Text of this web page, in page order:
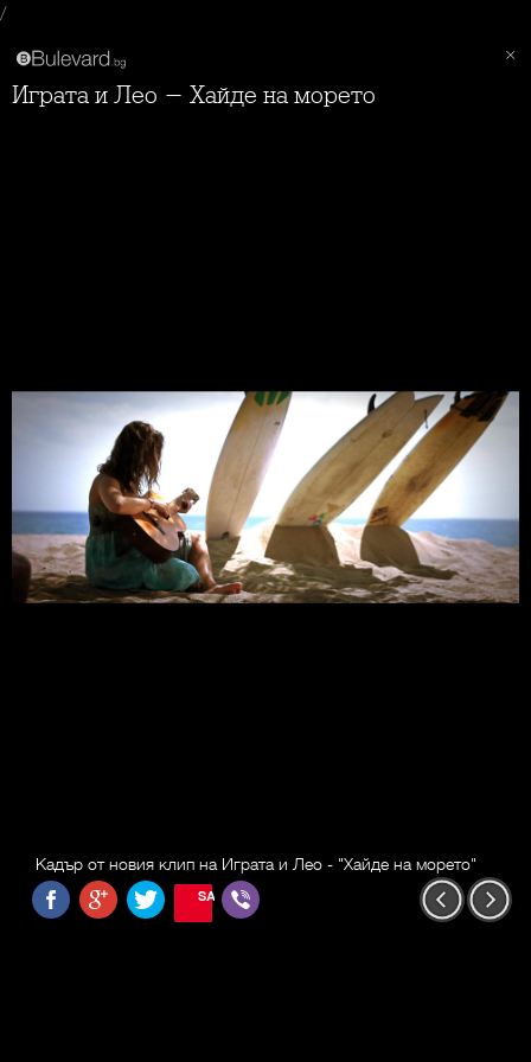
/
Играта и Лео - Хайде на морето
Кадър от новия клип на Играта и Лео - "Хайде на морето"
SAVE